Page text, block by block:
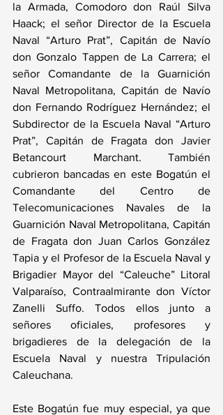
la Armada, Comodoro don Raúl Silva
Haack; el señor Director de la Escuela
Naval “Arturo Prat”, Capitán de Navío
don Gonzalo Tappen de La Carrera; el
señor Comandante de la Guarnición
Naval Metropolitana, Capitán de Navío
don Fernando Rodríguez Hernández; el
Subdirector de la Escuela Naval “Arturo
Prat”, Capitán de Fragata don Javier
Betancourt Marchant. También
cubrieron bancadas en este Bogatún el
Comandante del Centro de
Telecomunicaciones Navales de la
Guarnición Naval Metropolitana, Capitán
de Fragata don Juan Carlos González
Tapia y el Profesor de la Escuela Naval y
Brigadier Mayor del “Caleuche” Litoral
Valparaíso, Contraalmirante don Víctor
Zanelli Suffo. Todos ellos junto a
señores oficiales, profesores y
brigadieres de la delegación de la
Escuela Naval y nuestra Tripulación
Caleuchana.
Este Bogatún fue muy especial, ya que